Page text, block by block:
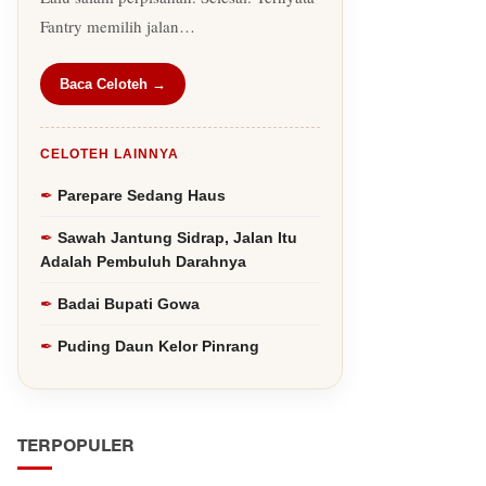
Fantry memilih jalan…
Baca Celoteh →
CELOTEH LAINNYA
Parepare Sedang Haus
Sawah Jantung Sidrap, Jalan Itu
Adalah Pembuluh Darahnya
Badai Bupati Gowa
Puding Daun Kelor Pinrang
TERPOPULER